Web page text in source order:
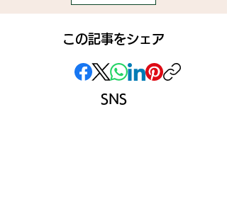
この記事をシェア
SNS